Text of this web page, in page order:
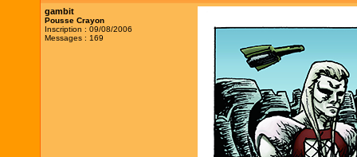
gambit
Pousse Crayon
Inscription : 09/08/2006
Messages : 169